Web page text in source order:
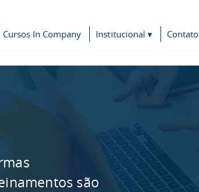
Cursos In Company Institucional ▾ Contato
são